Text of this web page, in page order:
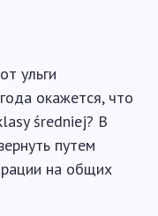
ульги
окажется, что
średniej? В
путем
на общих